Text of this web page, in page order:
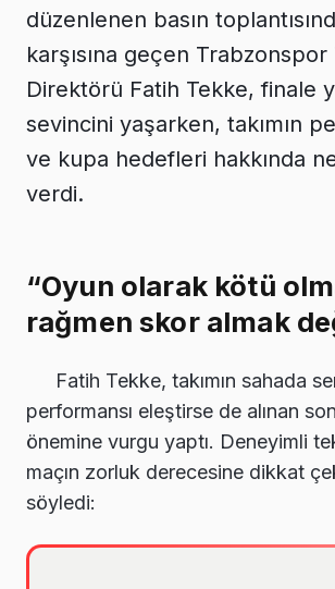
düzenlenen basın
karşısına geçen Trabzonspor
Direktörü Fatih Tekke, finale
sevincini yaşarken, takımın
ve kupa hedefleri hakkında
verdi.
“Oyun olarak kötü
rağmen skor almak
Fatih Tekke, takımın sahada
performansı eleştirse de alınan
önemine vurgu yaptı. Deneyimli
maçın zorluk derecesine dikkat
söyledi: